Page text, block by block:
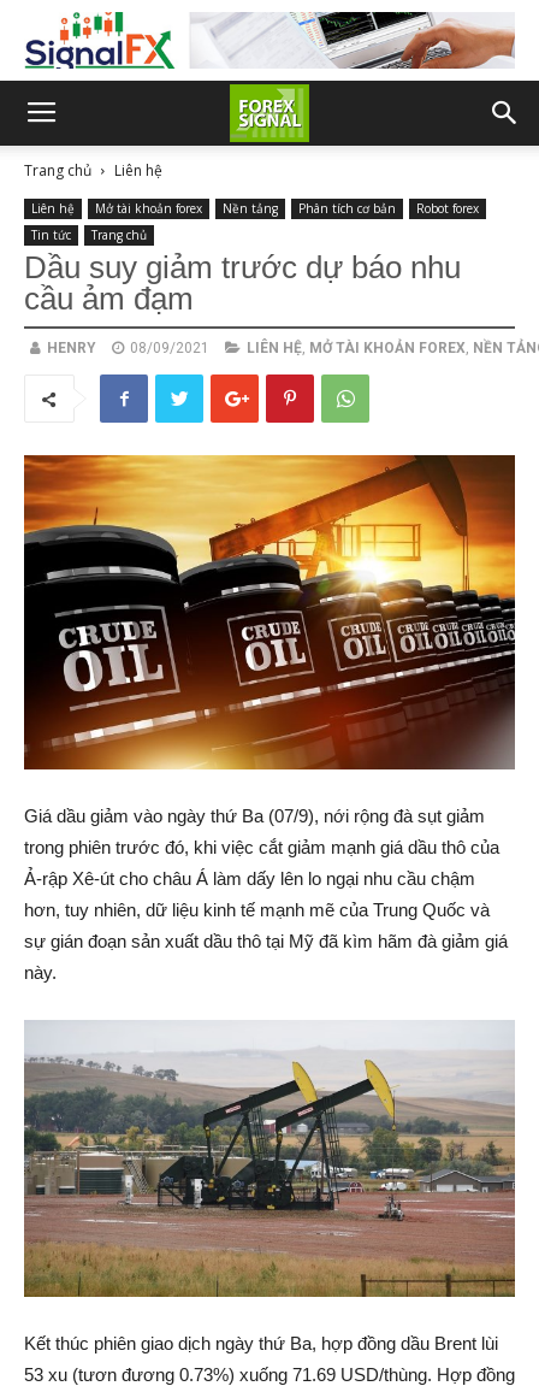
Trang chủ Liên hệ
Liên hệ Mở tài khoản forex Nền tảng Phân tích cơ bản
Robot forex
Tin tức
Trang chủ
Dầu suy giảm trước dự báo nhu
cầu ảm đạm
HENRY 08/09/2021 LIÊN HỆ, MỞ TÀI KHOẢN FOREX, NỀN
Giá dầu giảm vào ngày thứ Ba (07/9), nới rộng đà sụt giảm
trong phiên trước đó, khi việc cắt giảm mạnh giá dầu thô của
Ả-rập Xê-út cho châu Á làm dấy lên lo ngại nhu cầu chậm
hơn, tuy nhiên, dữ liệu kinh tế mạnh mẽ của Trung Quốc và
sự gián đoạn sản xuất dầu thô tại Mỹ đã kìm hãm đà giảm giá
này.
Kết thúc phiên giao dịch ngày thứ Ba, hợp đồng dầu Brent lùi
53 xu (tươn đương 0.73%) xuống 71.69 USD/thùng. Hợp đồng